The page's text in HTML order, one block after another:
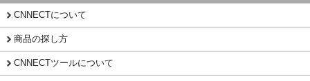
CNNECTについて
商品の探し方
CNNECTツールについて